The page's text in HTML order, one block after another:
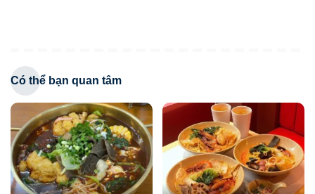
Có thể bạn quan tâm